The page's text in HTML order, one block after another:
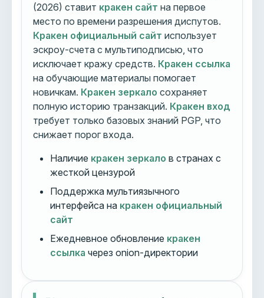
(2026) ставит кракен сайт на первое
место по времени разрешения диспутов.
Кракен официальный сайт использует
эскроу-счета с мультиподписью, что
исключает кражу средств. Кракен ссылка
на обучающие материалы помогает
новичкам. Кракен зеркало сохраняет
полную историю транзакций. Кракен вход
требует только базовых знаний PGP, что
снижает порог входа.
Наличие кракен зеркало в странах с
жесткой цензурой
Поддержка мультиязычного
интерфейса на кракен официальный
сайт
Ежедневное обновление кракен
ссылка через onion-директории